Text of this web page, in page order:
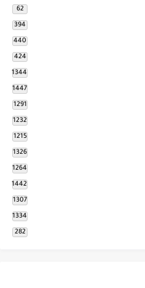
62
394
440
424
1344
1447
1291
1232
1215
1326
1264
1442
1307
1334
282